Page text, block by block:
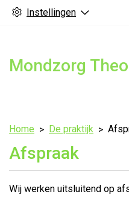
Instellingen
Mondzorg
Home De praktijk
Afspraak
Wij werken uitsluitend op